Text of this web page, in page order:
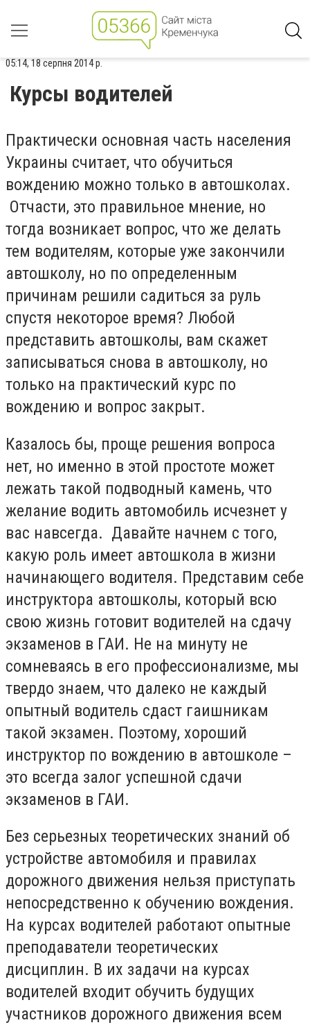
05:14, 18 серпня 2014 р.
Курсы водителей
Практически основная часть населения
Украины считает, что обучиться
вождению можно только в автошколах.
Отчасти, это правильное мнение, но
тогда возникает вопрос, что же делать
тем водителям, которые уже закончили
автошколу, но по определенным
причинам решили садиться за руль
спустя некоторое время? Любой
представить автошколы, вам скажет
записываться снова в автошколу, но
только на практический курс по
вождению и вопрос закрыт.
Казалось бы, проще решения вопроса
нет, но именно в этой простоте может
лежать такой подводный камень, что
желание водить автомобиль исчезнет у
вас навсегда. Давайте начнем с того,
какую роль имеет автошкола в жизни
начинающего водителя. Представим себе
инструктора автошколы, который всю
свою жизнь готовит водителей на сдачу
экзаменов в ГАИ. Не на минуту не
сомневаясь в его профессионализме, мы
твердо знаем, что далеко не каждый
опытный водитель сдаст гаишникам
такой экзамен. Поэтому, хороший
инструктор по вождению в автошколе –
это всегда залог успешной сдачи
экзаменов в ГАИ.
Без серьезных теоретических знаний об
устройстве автомобиля и правилах
дорожного движения нельзя приступать
непосредственно к обучению вождения.
На курсах водителей работают опытные
преподаватели теоретических
дисциплин. В их задачи на курсах
водителей входит обучить будущих
участников дорожного движения всем